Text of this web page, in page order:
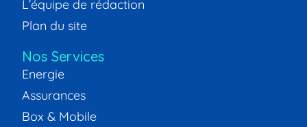
L’équipe de rédaction
Plan du site
Nos Services
Energie
Assurances
Box & Mobile